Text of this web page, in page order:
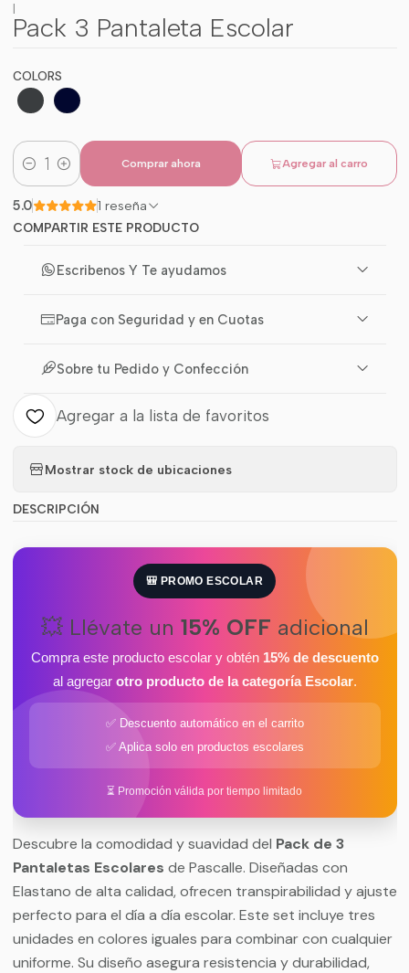
|
Pack 3 Pantaleta Escolar
COLORS
Cantidad
Agregar al carro
Comprar ahora
5.0 1 reseña
COMPARTIR ESTE PRODUCTO
Escribenos Y Te ayudamos
Paga con Seguridad y en Cuotas
Sobre tu Pedido y Confección
Agregar a la lista de favoritos
Mostrar stock de ubicaciones
DESCRIPCIÓN
🎒 PROMO ESCOLAR
💥 Llévate un 15% OFF adicional
Compra este producto escolar y obtén 15% de descuento
al agregar otro producto de la categoría Escolar.
✅ Descuento automático en el carrito
✅ Aplica solo en productos escolares
⏳ Promoción válida por tiempo limitado
Descubre la comodidad y suavidad del Pack de 3
Pantaletas Escolares de Pascalle. Diseñadas con
Elastano de alta calidad, ofrecen transpirabilidad y ajuste
perfecto para el día a día escolar. Este set incluye tres
unidades en colores iguales para combinar con cualquier
uniforme. Su diseño asegura resistencia y durabilidad,